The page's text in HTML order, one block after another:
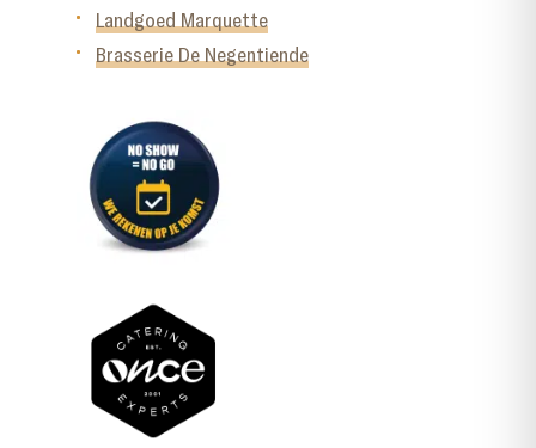
Landgoed Marquette
Brasserie De Negentiende